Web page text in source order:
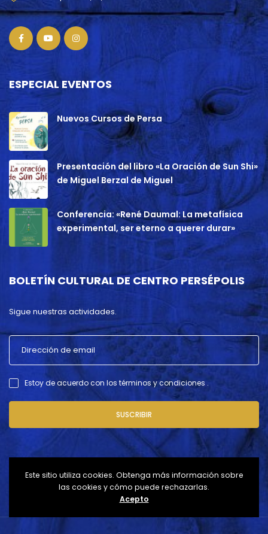
ESPECIAL EVENTOS
Nuevos Cursos de Persa
Presentación del libro «La Oración de Sun Shi»
de Miguel Berzal de Miguel
Conferencia: «René Daumal: La metafísica
experimental, ser eterno a querer durar»
BOLETÍN CULTURAL DE CENTRO PERSÉPOLIS
Sigue nuestras actividades.
Estoy de acuerdo con los términos y condiciones .
SUSCRIBIR
Este sitio utiliza cookies. Obtenga más información sobre
las cookies y cómo puede rechazarlas.
Acepto